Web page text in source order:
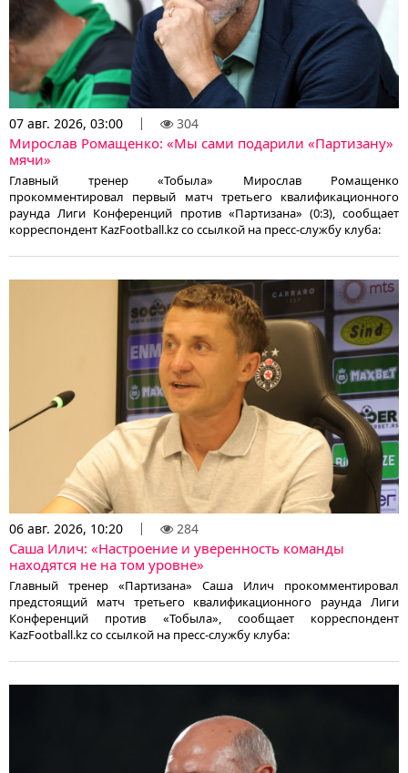
07 авг. 2026, 03:00 304
Мирослав Ромащенко: «Мы сами подарили «Партизану»
мячи»
Главный тренер «Тобыла» Мирослав Ромащенко
прокомментировал первый матч третьего квалификационного
раунда Лиги Конференций против «Партизана» (0:3), сообщает
корреспондент KazFootball.kz со ссылкой на пресс-службу клуба:
06 авг. 2026, 10:20 284
Саша Илич: «Настроение и уверенность команды
находятся не на том уровне»
Главный тренер «Партизана» Саша Илич прокомментировал
предстоящий матч третьего квалификационного раунда Лиги
Конференций против «Тобыла», сообщает корреспондент
KazFootball.kz со ссылкой на пресс-службу клуба: